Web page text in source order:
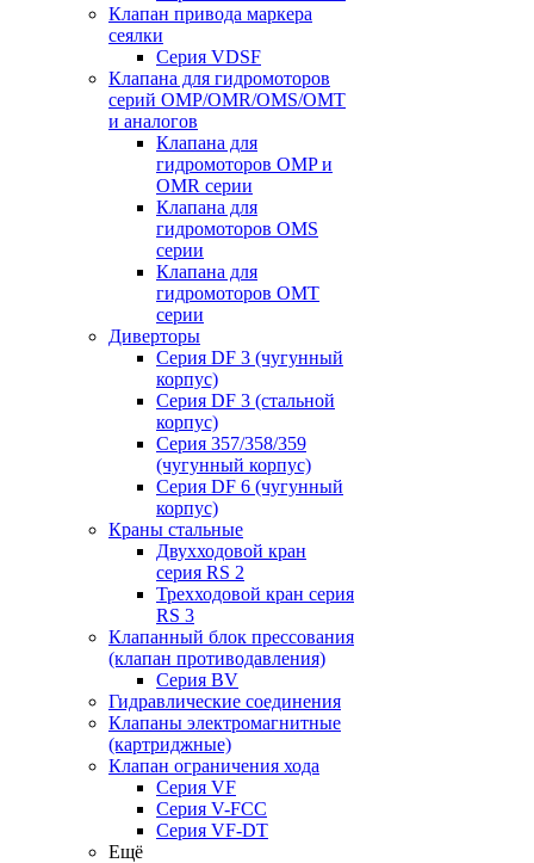
Клапан привода маркера
сеялки
Серия VDSF
Клапана для гидромоторов
серий OMP/OMR/OMS/OMT
и аналогов
Клапана для
гидромоторов OMP и
OMR серии
Клапана для
гидромоторов OMS
серии
Клапана для
гидромоторов OMT
серии
Диверторы
Серия DF 3 (чугунный
корпус)
Серия DF 3 (стальной
корпус)
Серия 357/358/359
(чугунный корпус)
Серия DF 6 (чугунный
корпус)
Краны стальные
Двухходовой кран
серия RS 2
Трехходовой кран серия
RS 3
Клапанный блок прессования
(клапан противодавления)
Серия BV
Гидравлические соединения
Клапаны электромагнитные
(картриджные)
Клапан ограничения хода
Серия VF
Серия V-FCC
Серия VF-DT
Ещё